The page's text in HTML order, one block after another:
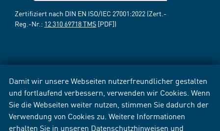
Damit wir unsere Webseiten nutzerfreundlicher gestalten
und fortlaufend verbessern, verwenden wir Cookies. Wenn
Sie die Webseiten weiter nutzen, stimmen Sie dadurch der
Verwendung von Cookies zu. Weitere Informationen
erhalten Sie in unseren Datenschutzhinweisen und
Zertifiziert nach DIN EN ISO/IEC 27001:2022 (Zert.-
Reg.-Nr.: 12 310 69718 TMS [PDF])